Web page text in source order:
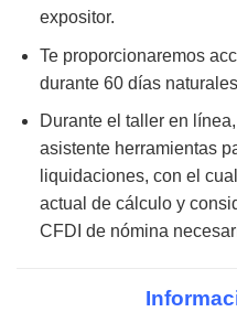
expositor.
Te proporcionaremos
durante 60 días
Durante el taller en
asistente herramientas
liquidaciones, con el
actual de cálculo y
CFDI de nómina